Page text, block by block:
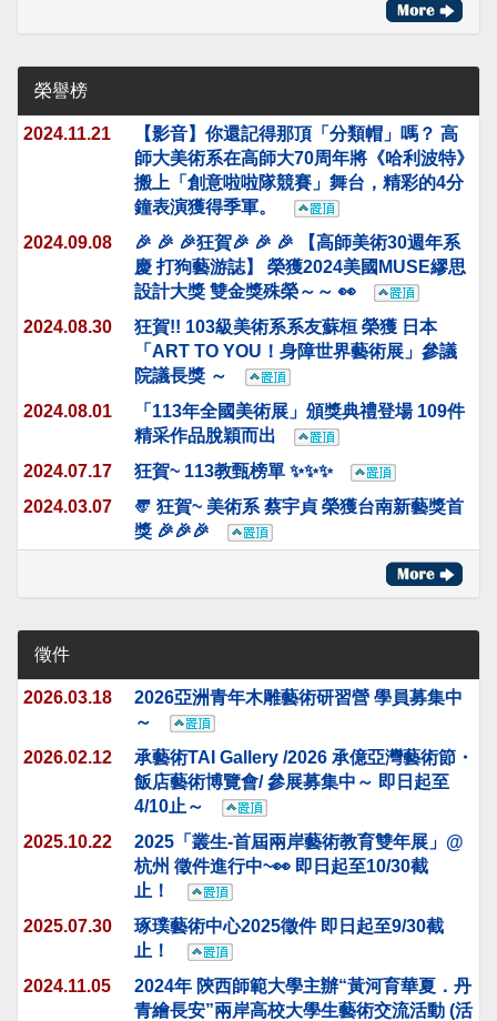
榮譽榜
2024.11.21
【影音】你還記得那頂「分類帽」嗎？ 高
師大美術系在高師大70周年將《哈利波特》
搬上「創意啦啦隊競賽」舞台，精彩的4分
鐘表演獲得季軍。
2024.09.08
🎉 🎉 🎉狂賀🎉 🎉 🎉 【高師美術30週年系
慶 打狗藝游誌】 榮獲2024美國MUSE繆思
設計大獎 雙金獎殊榮～～ 👀
2024.08.30
狂賀!! 103級美術系系友蘇桓 榮獲 日本
「ART TO YOU！身障世界藝術展」參議
院議長獎 ～
2024.08.01
「113年全國美術展」頒獎典禮登場 109件
精采作品脫穎而出
2024.07.17
狂賀~ 113教甄榜單 ✨✨✨
2024.03.07
〠 狂賀~ 美術系 蔡宇貞 榮獲台南新藝獎首
獎 🎉🎉🎉
徵件
2026.03.18
2026亞洲青年木雕藝術研習營 學員募集中
～
2026.02.12
承藝術TAI Gallery /2026 承億亞灣藝術節・
飯店藝術博覽會/ 參展募集中～ 即日起至
4/10止～
2025.10.22
2025「叢生-首屆兩岸藝術教育雙年展」@
杭州 徵件進行中~👀 即日起至10/30截
止！
2025.07.30
琢璞藝術中心2025徵件 即日起至9/30截
止！
2024.11.05
2024年 陝西師範大學主辦“黃河育華夏．丹
青繪長安”兩岸高校大學生藝術交流活動 (活